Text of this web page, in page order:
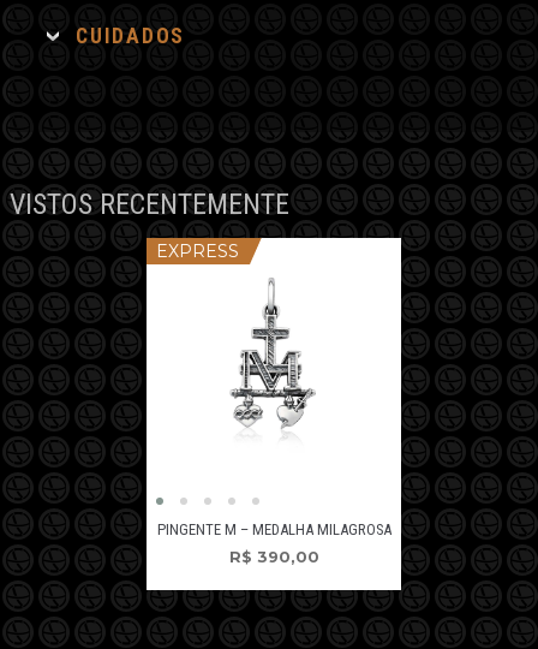
CUIDADOS
VISTOS RECENTEMENTE
EXPRESS
PINGENTE M – MEDALHA MILAGROSA
R$ 390,00